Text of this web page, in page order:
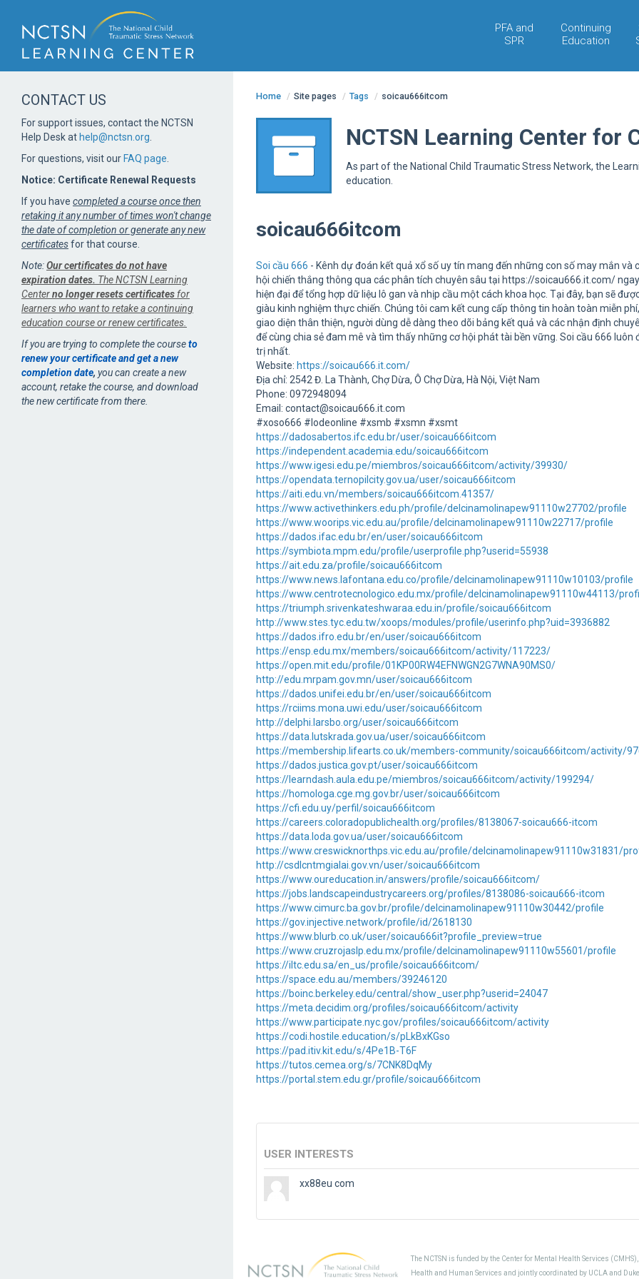
PFA and
SPR
Continuing
Education
Home / Site pages / Tags / soicau666itcom
NCTSN Learning Center for
As part of the National Child Traumatic Stress Network, the
education.
soicau666itcom
Soi cầu 666 - Kênh dự đoán kết quả xổ số uy tín mang đến những con số may mắn
hội chiến thắng thông qua các phân tích chuyên sâu tại https://soicau666.it.com/
hiện đại để tổng hợp dữ liệu lô gan và nhịp cầu một cách khoa học. Tại đây, bạn sẽ
giàu kinh nghiệm thực chiến. Chúng tôi cam kết cung cấp thông tin hoàn toàn miễn
giao diện thân thiện, người dùng dễ dàng theo dõi bảng kết quả và các nhận định
để cùng chia sẻ đam mê và tìm thấy những cơ hội phát tài bền vững. Soi cầu 666
trị nhất.
Website: https://soicau666.it.com/
Địa chỉ: 2542 Đ. La Thành, Chợ Dừa, Ô Chợ Dừa, Hà Nội, Việt Nam
Phone: 0972948094
Email: contact@soicau666.it.com
#xoso666 #lodeonline #xsmb #xsmn #xsmt
https://dadosabertos.ifc.edu.br/user/soicau666itcom
https://independent.academia.edu/soicau666itcom
https://www.igesi.edu.pe/miembros/soicau666itcom/activity/39930/
https://opendata.ternopilcity.gov.ua/user/soicau666itcom
https://aiti.edu.vn/members/soicau666itcom.41357/
https://www.activethinkers.edu.ph/profile/delcinamolinapew91110w27702/profile
https://www.woorips.vic.edu.au/profile/delcinamolinapew91110w22717/profile
https://dados.ifac.edu.br/en/user/soicau666itcom
https://symbiota.mpm.edu/profile/userprofile.php?userid=55938
https://ait.edu.za/profile/soicau666itcom
https://www.news.lafontana.edu.co/profile/delcinamolinapew91110w10103/profile
https://www.centrotecnologico.edu.mx/profile/delcinamolinapew91110w44113/
https://triumph.srivenkateshwaraa.edu.in/profile/soicau666itcom
http://www.stes.tyc.edu.tw/xoops/modules/profile/userinfo.php?uid=3936882
https://dados.ifro.edu.br/en/user/soicau666itcom
https://ensp.edu.mx/members/soicau666itcom/activity/117223/
https://open.mit.edu/profile/01KP00RW4EFNWGN2G7WNA90MS0/
http://edu.mrpam.gov.mn/user/soicau666itcom
https://dados.unifei.edu.br/en/user/soicau666itcom
https://rciims.mona.uwi.edu/user/soicau666itcom
http://delphi.larsbo.org/user/soicau666itcom
https://data.lutskrada.gov.ua/user/soicau666itcom
https://membership.lifearts.co.uk/members-community/soicau666itcom/activity/
https://dados.justica.gov.pt/user/soicau666itcom
https://learndash.aula.edu.pe/miembros/soicau666itcom/activity/199294/
https://homologa.cge.mg.gov.br/user/soicau666itcom
https://cfi.edu.uy/perfil/soicau666itcom
https://careers.coloradopublichealth.org/profiles/8138067-soicau666-itcom
https://data.loda.gov.ua/user/soicau666itcom
https://www.creswicknorthps.vic.edu.au/profile/delcinamolinapew91110w31831/
http://csdlcntmgialai.gov.vn/user/soicau666itcom
https://www.oureducation.in/answers/profile/soicau666itcom/
https://jobs.landscapeindustrycareers.org/profiles/8138086-soicau666-itcom
https://www.cimurc.ba.gov.br/profile/delcinamolinapew91110w30442/profile
https://gov.injective.network/profile/id/2618130
https://www.blurb.co.uk/user/soicau666it?profile_preview=true
https://www.cruzrojaslp.edu.mx/profile/delcinamolinapew91110w55601/profile
https://iltc.edu.sa/en_us/profile/soicau666itcom/
https://space.edu.au/members/39246120
https://boinc.berkeley.edu/central/show_user.php?userid=24047
https://meta.decidim.org/profiles/soicau666itcom/activity
https://www.participate.nyc.gov/profiles/soicau666itcom/activity
https://codi.hostile.education/s/pLkBxKGso
https://pad.itiv.kit.edu/s/4Pe1B-T6F
https://tutos.cemea.org/s/7CNK8DqMy
https://portal.stem.edu.gr/profile/soicau666itcom
USER INTERESTS
xx88eu com
CONTACT US
For support issues, contact the NCTSN
Help Desk at help@nctsn.org
For questions, visit our FAQ page
Notice: Certificate Renewal Requests
If you have completed a course once then
retaking it any number of times won't change
the date of completion or generate any new
certificatesfor that course.
Note:Our certificates do not have
expiration dates. The NCTSN Learning
Centerno longer resets certificates for
learners who want to retake a continuing
education course or renew certificates.
If you are trying to complete the courseto
renew your certificate and get a new
completion date, you can create a new
account, retake the course, and download
the new certificate from there.
The NCTSN is funded by the Center for Mental Health Services
Health and Human Services and jointly coordinated by UCLA and